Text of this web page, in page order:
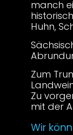
manch
Huhn,
Zum
Zu
mit der
Wir